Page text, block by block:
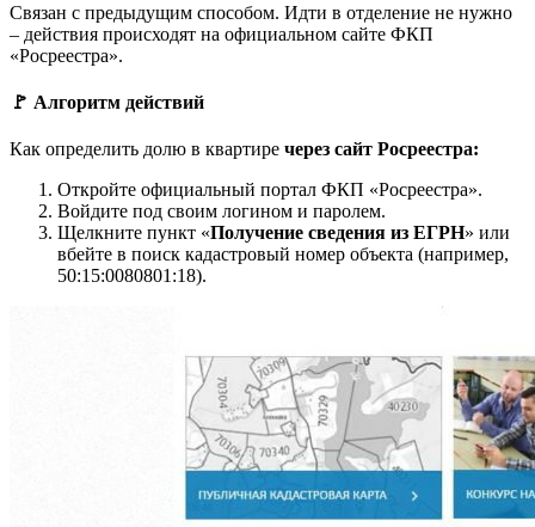
Связан с предыдущим способом. Идти в отделение не нужно
– действия происходят на официальном сайте ФКП
«Росреестра».
🚩 Алгоритм действий
Как определить долю в квартире через сайт Росреестра:
Откройте официальный портал ФКП «Росреестра».
Войдите под своим логином и паролем.
Щелкните пункт «Получение сведения из ЕГРН» или
вбейте в поиск кадастровый номер объекта (например,
50:15:0080801:18).